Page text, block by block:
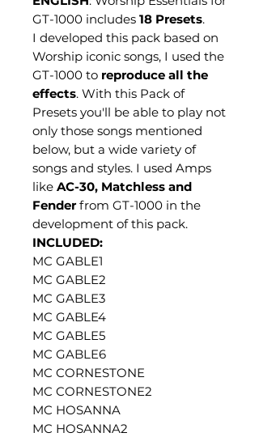
GT-1000 includes 18 Presets.
I developed this pack based on
Worship iconic songs, I used the
GT-1000 to reproduce all the
effects. With this Pack of
Presets you'll be able to play not
only those songs mentioned
below, but a wide variety of
songs and styles. I used Amps
like AC-30, Matchless and
Fenderfrom GT-1000 in the
development of this pack.
INCLUDED:
MC GABLE1
MC GABLE2
MC GABLE3
MC GABLE4
MC GABLE5
MC GABLE6
MC CORNESTONE
MC CORNESTONE2
MC HOSANNA
MC HOSANNA2